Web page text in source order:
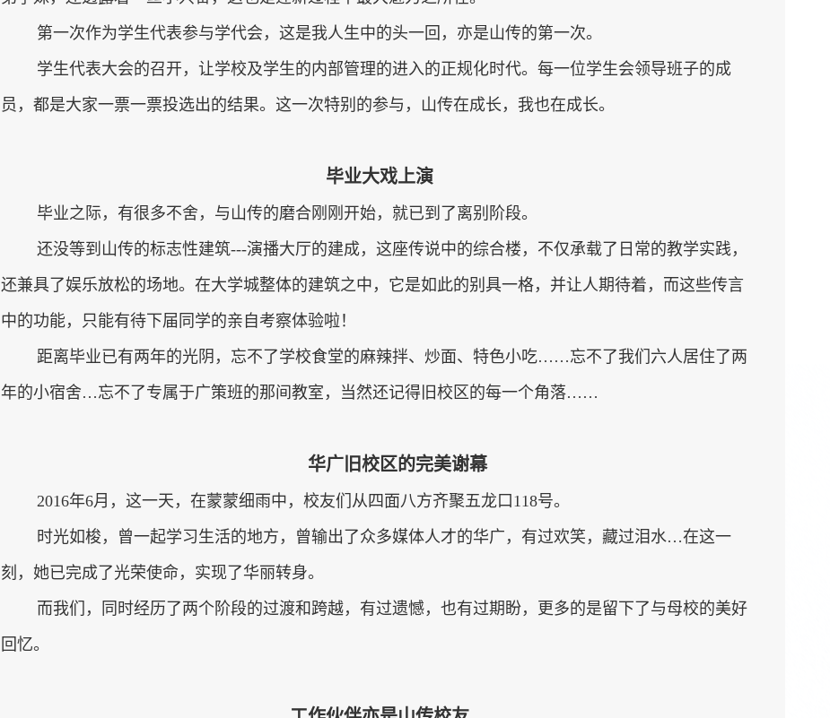
第一次作为学生代表参与学代会，这是我人生中的头一回，亦是山传的第一次。
学生代表大会的召开，让学校及学生的内部管理的进入的正规化时代。每一位学生会领导班子的成
员，都是大家一票一票投选出的结果。这一次特别的参与，山传在成长，我也在成长。
毕业大戏上演
毕业之际，有很多不舍，与山传的磨合刚刚开始，就已到了离别阶段。
还没等到山传的标志性建筑---演播大厅的建成，这座传说中的综合楼，不仅承载了日常的教学实践，
还兼具了娱乐放松的场地。在大学城整体的建筑之中，它是如此的别具一格，并让人期待着，而这些传言
中的功能，只能有待下届同学的亲自考察体验啦！
距离毕业已有两年的光阴，忘不了学校食堂的麻辣拌、炒面、特色小吃……忘不了我们六人居住了两
年的小宿舍…忘不了专属于广策班的那间教室，当然还记得旧校区的每一个角落……
华广旧校区的完美谢幕
2016年6月，这一天，在蒙蒙细雨中，校友们从四面八方齐聚五龙口 118号。
时光如梭，曾一起学习生活的地方，曾输出了众多媒体人才的华广，有过欢笑，藏过泪水…在这一
刻，她已完成了光荣使命，实现了华丽转身。
而我们，同时经历了两个阶段的过渡和跨越，有过遗憾，也有过期盼，更多的是留下了与母校的美好
回忆。